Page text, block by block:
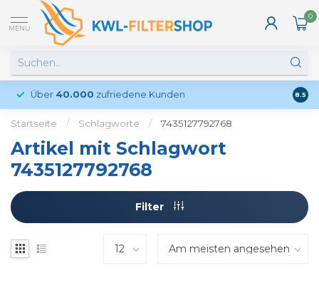
MENU
0
Über 40.000 zufriedene Kunden 8.5
Startseite / Schlagworte / 7435127792768
Artikel mit Schlagwort
7435127792768
Filter